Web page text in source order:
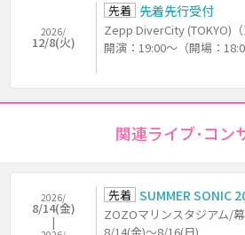
2026/
12/8(火)
先着 先着先行受付
Zepp DiverCity (TOKYO)（
開演：19:00～（開場：
関連ライブ･コン
2026/
8/14(金)
先着 SUMMER SONIC
ZOZOマリンスタジアム/幕